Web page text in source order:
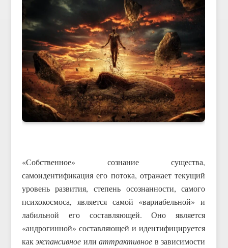
«Собственное» сознание существа,
самоидентификация его потока, отражает текущий
уровень развития, степень осознанности, самого
психокосмоса, является самой «вариабельной» и
лабильной его составляющей. Оно является
«андрогинной» составляющей и идентифицируется
какэкспансивное илиаттрактивное в зависимости